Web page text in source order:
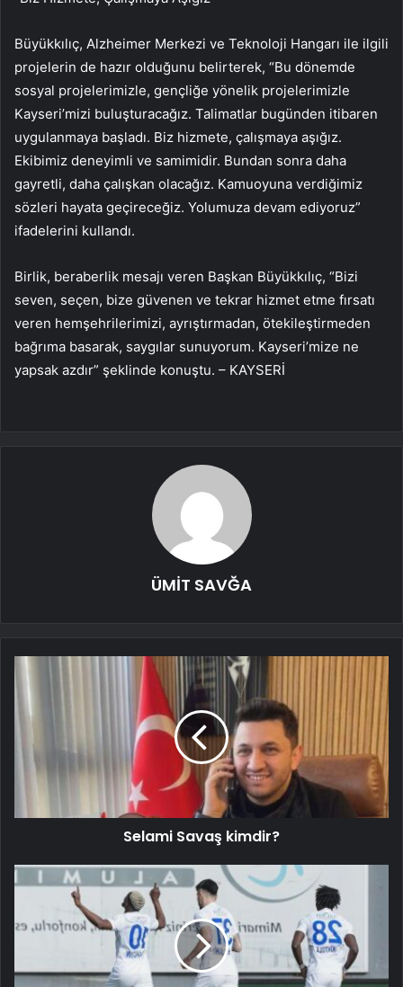
Büyükkılıç, Alzheimer Merkezi ve Teknoloji Hangarı ile ilgili
projelerin de hazır olduğunu belirterek, “Bu dönemde
sosyal projelerimizle, gençliğe yönelik projelerimizle
Kayseri’mizi buluşturacağız. Talimatlar bugünden itibaren
uygulanmaya başladı. Biz hizmete, çalışmaya aşığız.
Ekibimiz deneyimli ve samimidir. Bundan sonra daha
gayretli, daha çalışkan olacağız. Kamuoyuna verdiğimiz
sözleri hayata geçireceğiz. Yolumuza devam ediyoruz”
ifadelerini kullandı.
Birlik, beraberlik mesajı veren Başkan Büyükkılıç, “Bizi
seven, seçen, bize güvenen ve tekrar hizmet etme fırsatı
veren hemşehrilerimizi, ayrıştırmadan, ötekileştirmeden
bağrıma basarak, saygılar sunuyorum. Kayseri’mize ne
yapsak azdır” şeklinde konuştu. – KAYSERİ
ÜMİT SAVĞA
Selami Savaş kimdir?